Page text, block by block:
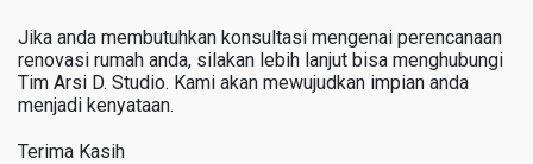
Jika anda membutuhkan konsultasi mengenai perencanaan
renovasi rumah anda, silakan lebih lanjut bisa menghubungi
Tim Arsi D. Studio. Kami akan mewujudkan impian anda
menjadi kenyataan.
Terima Kasih